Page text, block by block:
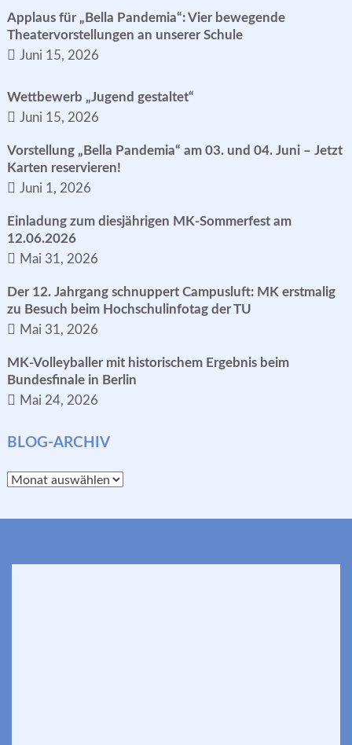
Applaus für „Bella Pandemia“: Vier bewegende
Theatervorstellungen an unserer Schule
Juni 15, 2026
Wettbewerb „Jugend gestaltet“
Juni 15, 2026
Vorstellung „Bella Pandemia“ am 03. und 04. Juni – Jetzt
Karten reservieren!
Juni 1, 2026
Einladung zum diesjährigen MK-Sommerfest am
12.06.2026
Mai 31, 2026
Der 12. Jahrgang schnuppert Campusluft: MK erstmalig
zu Besuch beim Hochschulinfotag der TU
Mai 31, 2026
MK-Volleyballer mit historischem Ergebnis beim
Bundesfinale in Berlin
Mai 24, 2026
BLOG-ARCHIV
Blog-